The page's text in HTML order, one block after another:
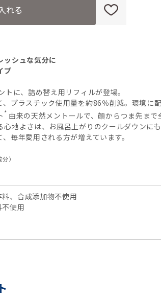
れる
ッシュな気分に
プ
トに、詰め替え用リフィルが登場。
プラスチック使用量を約86％削減。環境に配
* 由来の天然メントールで、顔からつま先まで
地よさは、お風呂上がりのクールダウンにも
毎年愛用される方が増えています。
）
、合成添加物不使用
使用